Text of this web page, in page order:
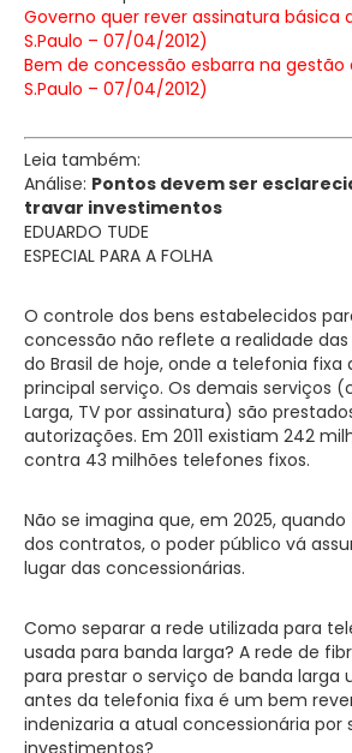
Governo quer rever assinatura básica
S.Paulo – 07/04/2012)
Bem de concessão esbarra na gestão
S.Paulo – 07/04/2012)
Leia também:
Análise: Pontos devem ser
travar investimentos
EDUARDO TUDE
ESPECIAL PARA A FOLHA
O controle dos bens estabelecidos
concessão não reflete a realidade
do Brasil de hoje, onde a telefonia fixa
principal serviço. Os demais serviços
Larga, TV por assinatura) são
autorizações. Em 2011 existiam 242
contra 43 milhões telefones fixos.
Não se imagina que, em 2025,
dos contratos, o poder público vá
lugar das concessionárias.
Como separar a rede utilizada para
usada para banda larga? A rede de
para prestar o serviço de banda larga
antes da telefonia fixa é um bem
indenizaria a atual concessionária por
investimentos?